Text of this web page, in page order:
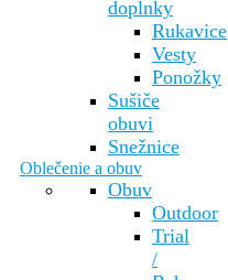
doplnky
Rukavice
Vesty
Ponožky
Sušiče
obuvi
Snežnice
Oblečenie a obuv
Obuv
Outdoor
Trial
/